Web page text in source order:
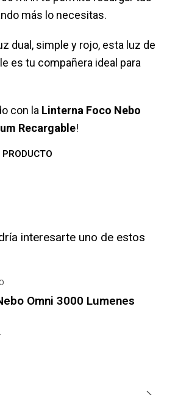
más lo necesitas.
dual, simple y rojo, esta luz de
es tu compañera ideal para
con la Linterna Foco Nebo
Recargable!
interesarte uno de estos
Omni 3000 Lumenes